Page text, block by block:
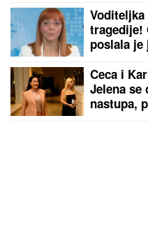
NEDELjNI HOROSKOP
Ovna očekuje
serija" u ljubavi, Strelca
PREPORUKA ZA VAS